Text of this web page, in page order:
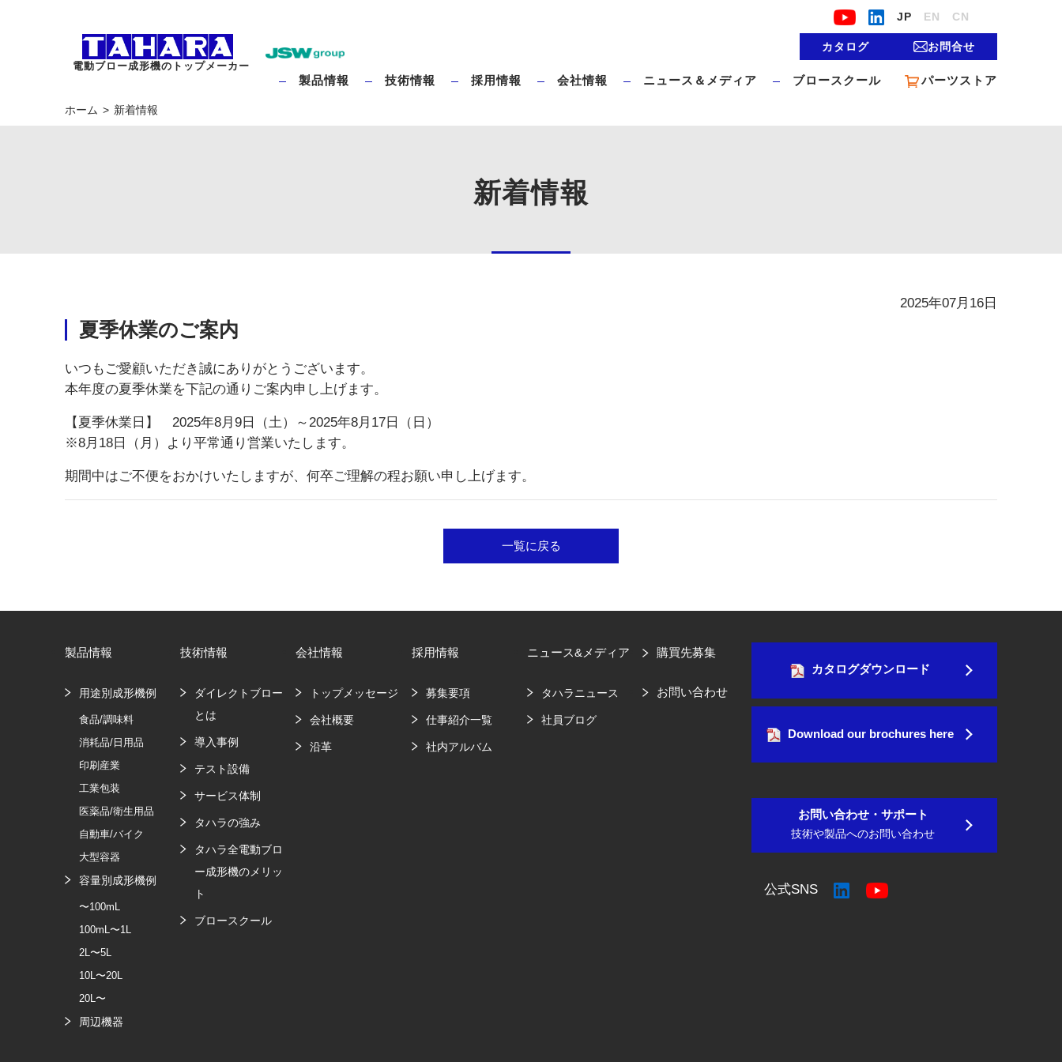
JP EN CN
電動ブロー成形機のトップメーカー
カタログ お問合せ
製品情報 技術情報 採用情報 会社情報 ニュース＆メディア ブロースクール パーツストア
ホーム 新着情報
新着情報
2025年07月16日
夏季休業のご案内
いつもご愛顧いただき誠にありがとうございます。
本年度の夏季休業を下記の通りご案内申し上げます。
【夏季休業日】 2025年8月9日（土）～2025年8月17日（日）
※8月18日（月）より平常通り営業いたします。
期間中はご不便をおかけいたしますが、何卒ご理解の程お願い申し上げます。
一覧に戻る
製品情報
用途別成形機例
食品/調味料
消耗品/日用品
印刷産業
工業包装
医薬品/衛生用品
自動車/バイク
大型容器
容量別成形機例
〜100mL
100mL〜1L
2L〜5L
10L〜20L
20L〜
周辺機器
技術情報
ダイレクトブロー
とは
導入事例
テスト設備
サービス体制
タハラの強み
タハラ全電動ブロ
ー成形機のメリッ
ト
ブロースクール
会社情報
トップメッセージ
会社概要
沿革
採用情報
募集要項
仕事紹介一覧
社内アルバム
ニュース&メディア
タハラニュース
社員ブログ
購買先募集
お問い合わせ
カタログダウンロード
Download our brochures here
お問い合わせ・サポート
技術や製品へのお問い合わせ
公式SNS